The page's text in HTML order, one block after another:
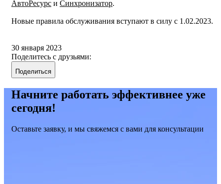
АвтоРесурс и Синхронизатор.
Новые правила обслуживания вступают в силу с 1.02.2023.
30 января 2023
Поделитесь с друзьями:
Поделиться
Начните работать эффективнее уже
сегодня!
Оставьте заявку, и мы свяжемся с вами для консультации